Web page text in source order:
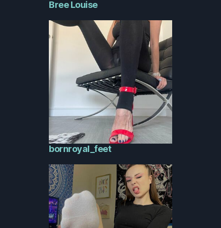
Bree Louise
bornroyal_feet